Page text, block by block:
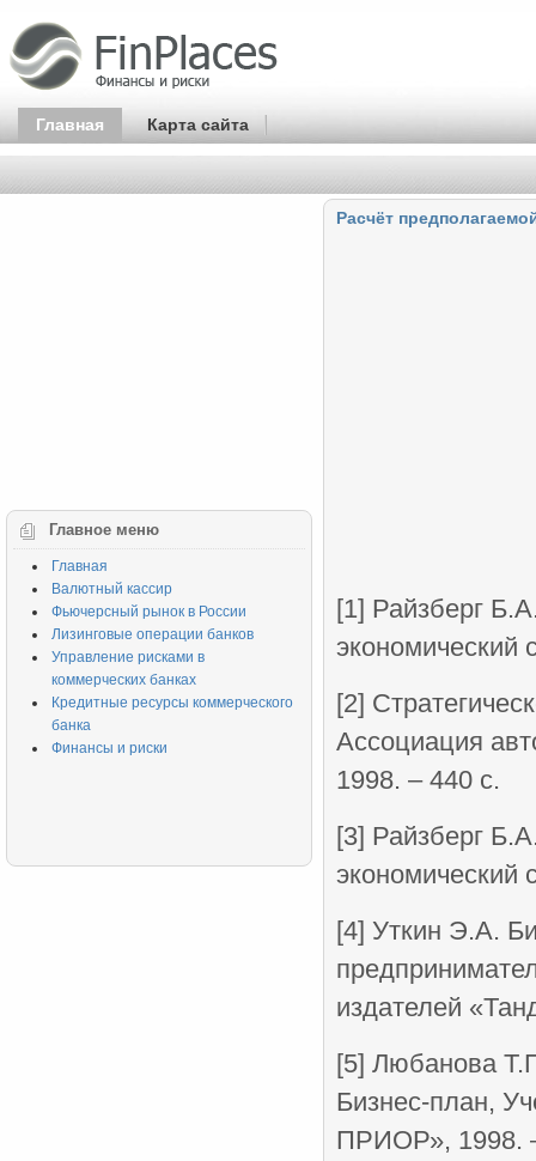
Главная Карта сайта
Расчёт
[1] Райзберг
[2]
Ассоциация
1998. – 440 с.
[3] Райзберг
[4] Уткин Э.А.
издателей
[5] Любанова
Бизнес-план,
ПРИОР», 1998.
Главное меню
Главная
Валютный кассир
Фьючерсный рынок в России
Лизинговые операции банков
Управление рисками в
коммерческих банках
Кредитные ресурсы коммерческого
банка
Финансы и риски